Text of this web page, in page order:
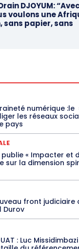
DJOYUM:
voulons une
sans papier, sans
numérique :le
les réseaux
pays
« Impacter et
sur la dimension
front
Durov
: Luc